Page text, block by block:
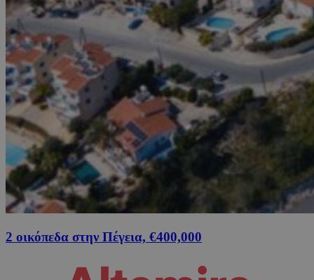
2 οικόπεδα στην Πέγεια, €400,000